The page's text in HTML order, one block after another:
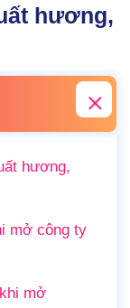
hương,
hương,
mở công ty
mở